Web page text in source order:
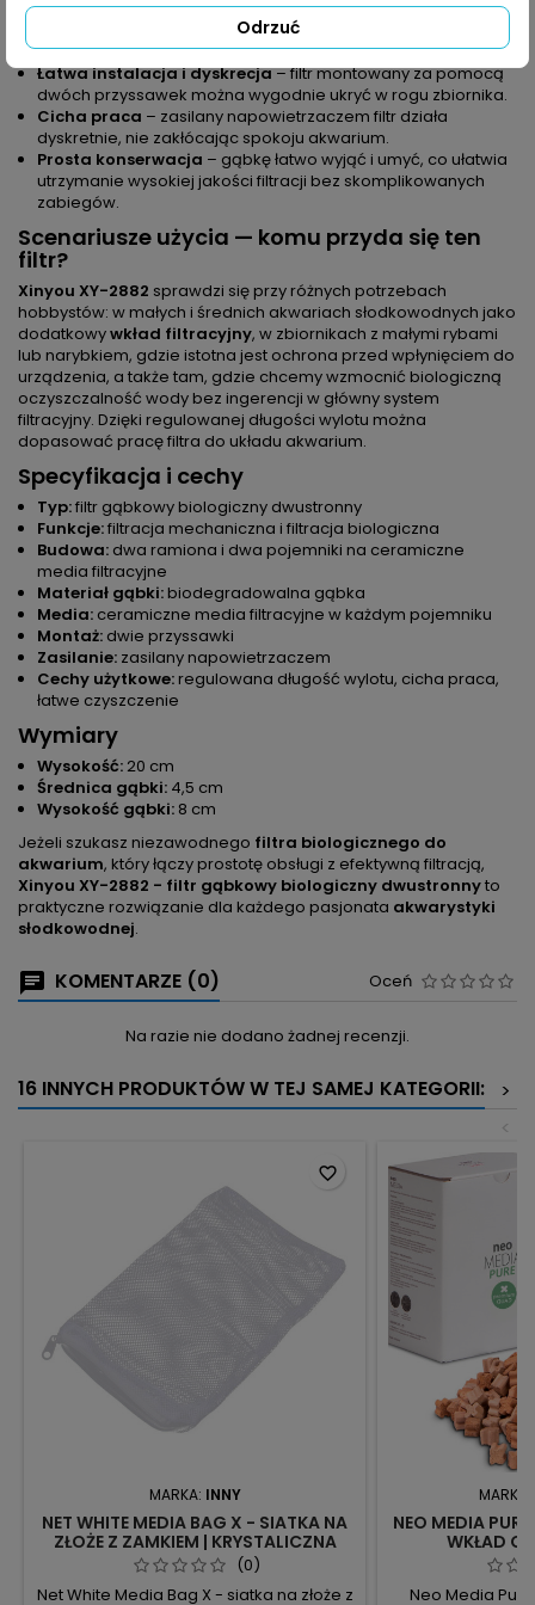
pozwalają dopasować rodzaj wkładów do potrzeb
akwarium (np. zmniejszenie mulenia lub wzmocnienie filtracji
biologicznej).
Łatwa instalacja i dyskrecja– filtr montowany za pomocą
dwóch przyssawek można wygodnie ukryć w rogu zbiornika.
Cicha praca – zasilany napowietrzaczem filtr działa
dyskretnie, nie zakłócając spokoju akwarium.
Prosta konserwacja – gąbkę łatwo wyjąć i umyć, co ułatwia
utrzymanie wysokiej jakości filtracji bez skomplikowanych
zabiegów.
Scenariusze użycia — komu przyda się ten
filtr?
Xinyou XY-2882 sprawdzi się przy różnych potrzebach
hobbystów: w małych i średnich akwariach słodkowodnych jako
dodatkowywkład filtracyjny, w zbiornikach z małymi rybami
lub narybkiem, gdzie istotna jest ochrona przed wpłynięciem do
urządzenia, a także tam, gdzie chcemy wzmocnić biologiczną
oczyszczalność wody bez ingerencji w główny system
filtracyjny. Dzięki regulowanej długości wylotu można
dopasować pracę filtra do układu akwarium.
Specyfikacja i cechy
Typ:filtr gąbkowy biologiczny dwustronny
Funkcje:filtracja mechaniczna i filtracja biologiczna
Budowa: dwa ramiona i dwa pojemniki na ceramiczne
media filtracyjne
Materiał gąbki:biodegradowalna gąbka
Media: ceramiczne media filtracyjne w każdym pojemniku
Montaż: dwie przyssawki
Zasilanie: zasilany napowietrzaczem
Cechy użytkowe:regulowana długość wylotu, cicha praca,
łatwe czyszczenie
Wymiary
Wysokość: 20 cm
Średnica gąbki: 4,5 cm
Wysokość gąbki: 8 cm
Jeżeli szukasz niezawodnego filtra biologicznego do
akwarium, który łączy prostotę obsługi z efektywną filtracją,
Xinyou XY-2882 - filtr gąbkowy biologiczny dwustronnyto
praktyczne rozwiązanie dla każdego pasjonata akwarystyki
słodkowodnej.
KOMENTARZE (0) Oceń
Na razie nie dodano żadnej recenzji.
16 INNYCH PRODUKTÓW W TEJ SAMEJ KATEGORII:
>
<
MARKA: INNY
NET WHITE MEDIA BAG X - SIATKA NA
ZŁOŻE Z ZAMKIEM | KRYSTALICZNA
WODA
(0)
Net White Media Bag X - siatka na złoże z
favorite_border
MARKA:
NEO MEDIA
WKŁAD
Neo Media
Odrzuć